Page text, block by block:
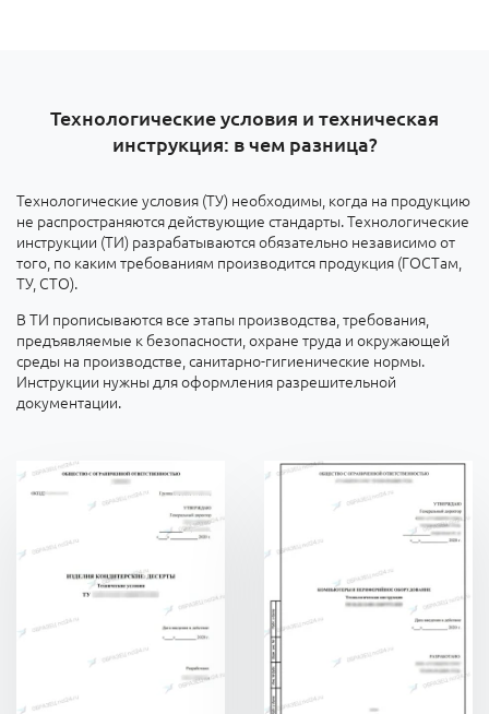
Технологические условия и техническая
инструкция: в чем разница?
Технологические условия (ТУ) необходимы, когда на продукцию
не распространяются действующие стандарты. Технологические
инструкции (ТИ) разрабатываются обязательно независимо от
того, по каким требованиям производится продукция (ГОСТам,
ТУ, СТО).
В ТИ прописываются все этапы производства, требования,
предъявляемые к безопасности, охране труда и окружающей
среды на производстве, санитарно-гигиенические нормы.
Инструкции нужны для оформления разрешительной
документации.